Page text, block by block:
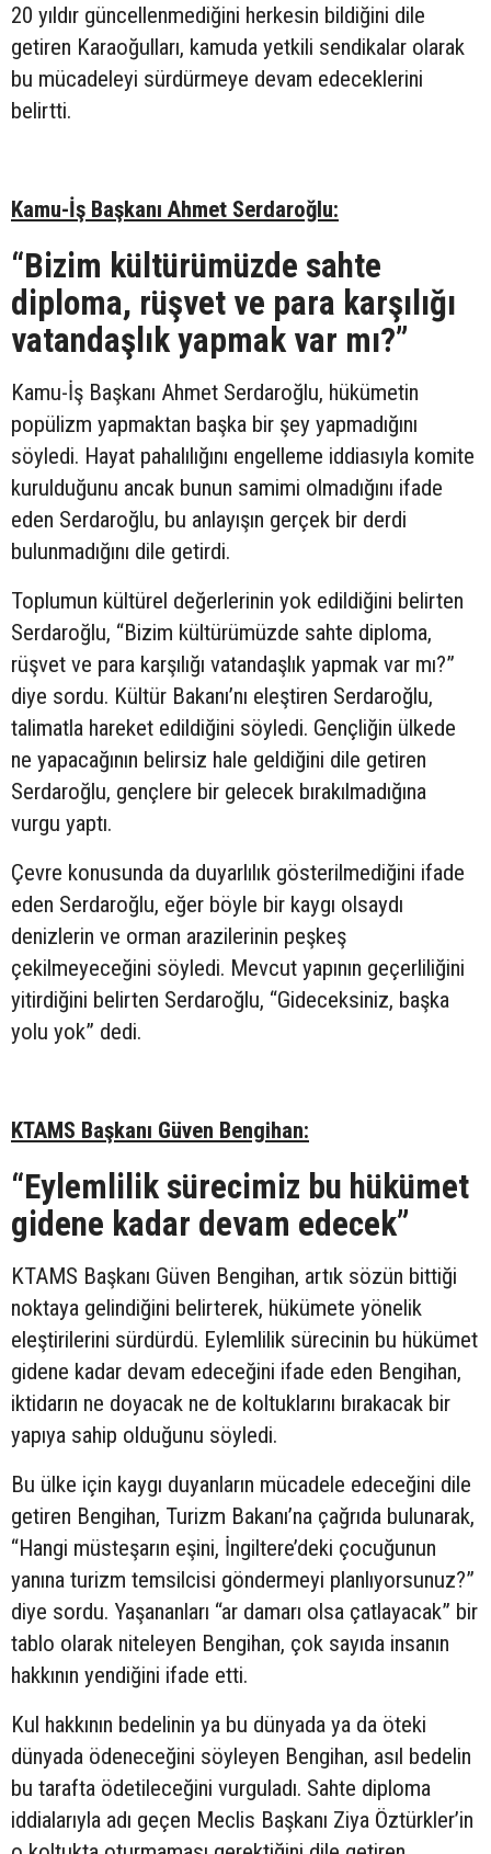
20 yıldır güncellenmediğini herkesin bildiğini dile
getiren Karaoğulları, kamuda yetkili sendikalar olarak
bu mücadeleyi sürdürmeye devam edeceklerini
belirtti.
Kamu-İş Başkanı Ahmet Serdaroğlu:
“Bizim kültürümüzde sahte
diploma, rüşvet ve para karşılığı
vatandaşlık yapmak var mı?”
Kamu-İş Başkanı Ahmet Serdaroğlu, hükümetin
popülizm yapmaktan başka bir şey yapmadığını
söyledi. Hayat pahalılığını engelleme iddiasıyla komite
kurulduğunu ancak bunun samimi olmadığını ifade
eden Serdaroğlu, bu anlayışın gerçek bir derdi
bulunmadığını dile getirdi.
Toplumun kültürel değerlerinin yok edildiğini belirten
Serdaroğlu, “Bizim kültürümüzde sahte diploma,
rüşvet ve para karşılığı vatandaşlık yapmak var mı?”
diye sordu. Kültür Bakanı’nı eleştiren Serdaroğlu,
talimatla hareket edildiğini söyledi. Gençliğin ülkede
ne yapacağının belirsiz hale geldiğini dile getiren
Serdaroğlu, gençlere bir gelecek bırakılmadığına
vurgu yaptı.
Çevre konusunda da duyarlılık gösterilmediğini ifade
eden Serdaroğlu, eğer böyle bir kaygı olsaydı
denizlerin ve orman arazilerinin peşkeş
çekilmeyeceğini söyledi. Mevcut yapının geçerliliğini
yitirdiğini belirten Serdaroğlu, “Gideceksiniz, başka
yolu yok” dedi.
KTAMS Başkanı Güven Bengihan:
“Eylemlilik sürecimiz bu hükümet
gidene kadar devam edecek”
KTAMS Başkanı Güven Bengihan, artık sözün bittiği
noktaya gelindiğini belirterek, hükümete yönelik
eleştirilerini sürdürdü. Eylemlilik sürecinin bu hükümet
gidene kadar devam edeceğini ifade eden Bengihan,
iktidarın ne doyacak ne de koltuklarını bırakacak bir
yapıya sahip olduğunu söyledi.
Bu ülke için kaygı duyanların mücadele edeceğini dile
getiren Bengihan, Turizm Bakanı’na çağrıda bulunarak,
“Hangi müsteşarın eşini, İngiltere’deki çocuğunun
yanına turizm temsilcisi göndermeyi planlıyorsunuz?”
diye sordu. Yaşananları “ar damarı olsa çatlayacak” bir
tablo olarak niteleyen Bengihan, çok sayıda insanın
hakkının yendiğini ifade etti.
Kul hakkının bedelinin ya bu dünyada ya da öteki
dünyada ödeneceğini söyleyen Bengihan, asıl bedelin
bu tarafta ödetileceğini vurguladı. Sahte diploma
iddialarıyla adı geçen Meclis Başkanı Ziya Öztürkler’in